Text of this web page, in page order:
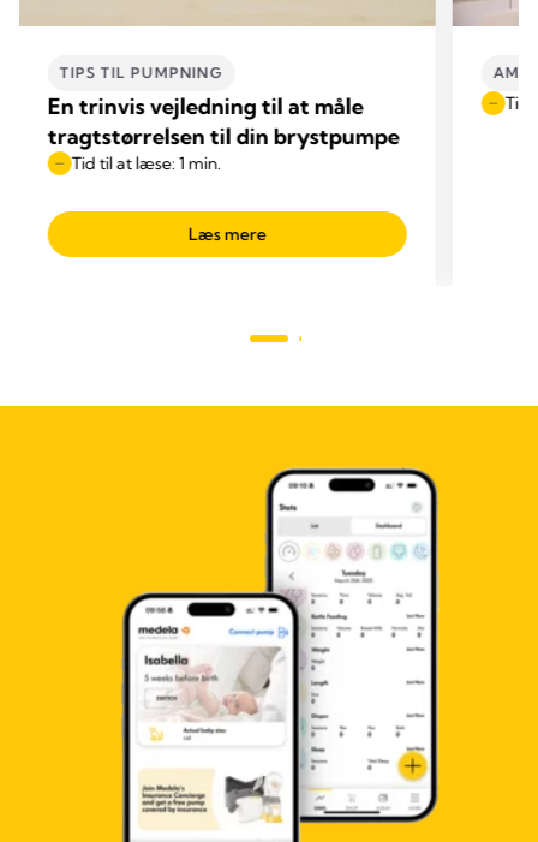
TIPS TIL PUMPNING
En trinvis vejledning til at måle
tragtstørrelsen til din brystpumpe
Tid til at læse: 1 min.
Læs mere
Tid